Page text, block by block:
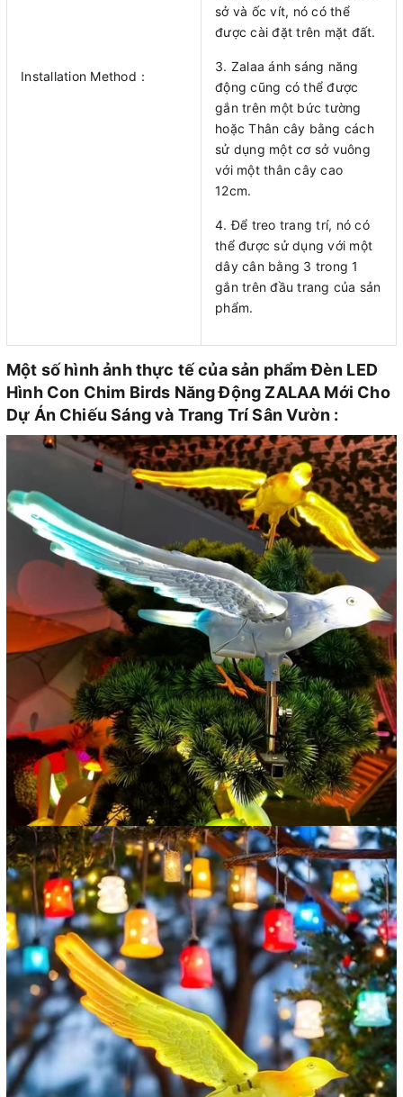
Installation Method：
sở và ốc vít, nó có thể
được cài đặt trên mặt đất.
3. Zalaa ánh sáng năng
động cũng có thể được
gắn trên một bức tường
hoặc Thân cây bằng cách
sử dụng một cơ sở vuông
với một thân cây cao
12cm.
4. Để treo trang trí, nó có
thể được sử dụng với một
dây cân bằng 3 trong 1
gắn trên đầu trang của sản
phẩm.
Một số hình ảnh thực tế của sản phẩm Đèn LED
Hình Con Chim Birds Năng Động ZALAA Mới Cho
Dự Án Chiếu Sáng và Trang Trí Sân Vườn :